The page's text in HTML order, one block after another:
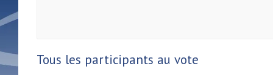
Tous les participants au vote